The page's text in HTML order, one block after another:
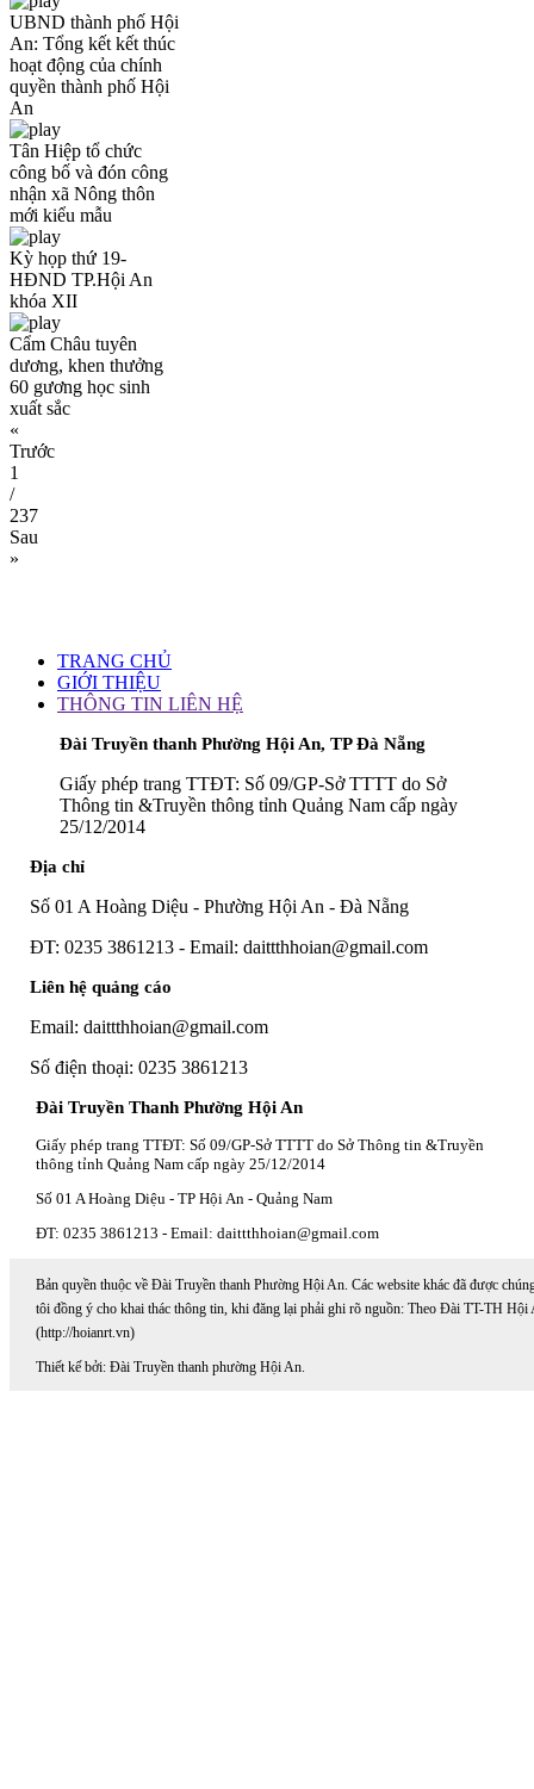
UBND thành phố Hội
An: Tổng kết kết thúc
hoạt động của chính
quyền thành phố Hội
An
Tân Hiệp tổ chức
công bố và đón công
nhận xã Nông thôn
mới kiểu mẫu
Kỳ họp thứ 19-
HĐND TP.Hội An
khóa XII
Cẩm Châu tuyên
dương, khen thưởng
60 gương học sinh
xuất sắc
«
Trước
1
/
237
Sau
»
TRANG CHỦ
GIỚI THIỆU
THÔNG TIN LIÊN HỆ
Đài Truyền thanh Phường Hội An, TP Đà Nẵng
Giấy phép trang TTĐT: Số 09/GP-Sở TTTT do Sở
Thông tin &Truyền thông tỉnh Quảng Nam cấp ngày
25/12/2014
Địa chỉ
Số 01 A Hoàng Diệu - Phường Hội An - Đà Nẵng
ĐT: 0235 3861213 - Email: daittthhoian@gmail.com
Liên hệ quảng cáo
Email: daittthhoian@gmail.com
Số điện thoại: 0235 3861213
Đài Truyền Thanh Phường Hội An
Giấy phép trang TTĐT: Số 09/GP-Sở TTTT do Sở Thông tin &Truyền
thông tỉnh Quảng Nam cấp ngày 25/12/2014
Số 01 A Hoàng Diệu - TP Hội An - Quảng Nam
ĐT: 0235 3861213 - Email: daittthhoian@gmail.com
Bản quyền thuộc về Đài Truyền thanh Phường Hội An. Các website khác đã được
tôi đồng ý cho khai thác thông tin, khi đăng lại phải ghi rõ nguồn: Theo Đài TT-TH Hội
(http://hoianrt.vn)
Thiết kế bởi: Đài Truyền thanh phường Hội An.